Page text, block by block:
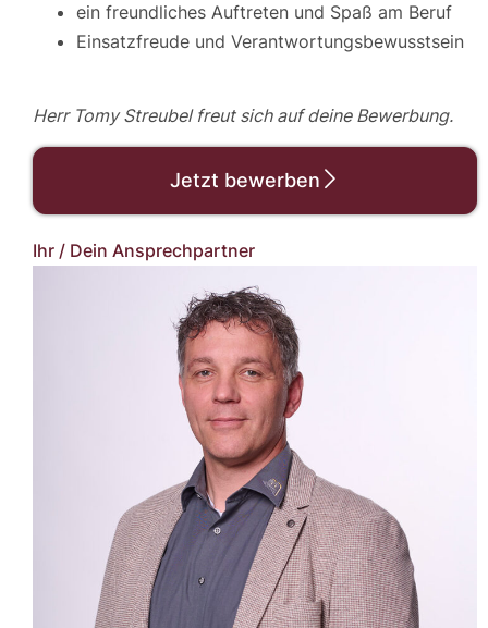
ein freundliches Auftreten und Spaß am Beruf
Einsatzfreude und Verantwortungsbewusstsein
Herr Tomy Streubel freut sich auf deine Bewerbung.
Jetzt bewerben
Ihr / Dein Ansprechpartner